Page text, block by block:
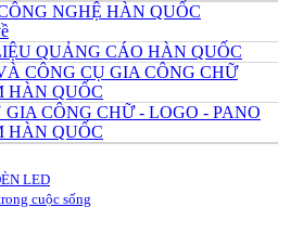
NGHỆ HÀN QUỐC
QUẢNG CÁO HÀN QUỐC
CÔNG CỤ GIA CÔNG CHỮ
HÀN QUỐC
CÔNG CHỮ - LOGO - PANO
HÀN QUỐC
LED
cuộc sống